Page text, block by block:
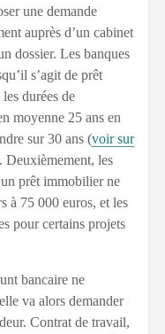
une demande
auprès d’un cabinet
dossier. Les banques
s’agit de prêt
durées de
moyenne 25 ans en
sur 30 ans (voir sur
Deuxièmement, les
prêt immobilier ne
à 75 000 euros, et les
pour certains projets
bancaire ne
va alors demander
Contrat de travail,